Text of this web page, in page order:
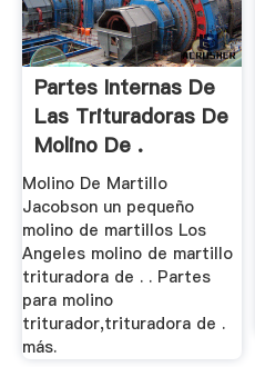
Partes Internas De
Las Trituradoras De
Molino De .
Molino De Martillo
Jacobson un pequeño
molino de martillos Los
Angeles molino de martillo
trituradora de . . Partes
para molino
triturador,trituradora de .
más.